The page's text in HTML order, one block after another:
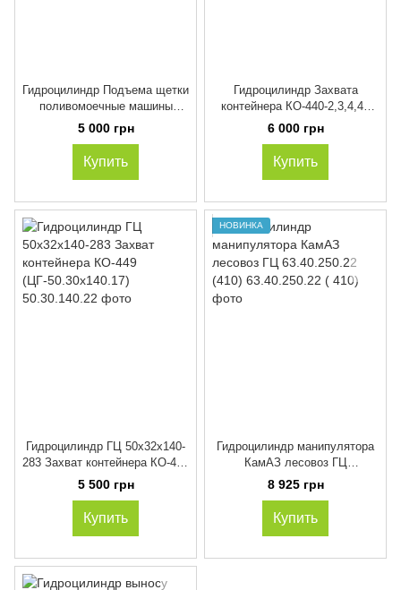
Гидроцилиндр Подъема щетки
поливомоечные машины
КО-829А, АО (ЦГ-60.30х85.22)
5 000 грн
Купить
Гидроцилиндр Захвата
контейнера КО-440-2,3,4,4К
(60х32х145.320,
КО-510.01.09.000-06)
6 000 грн
Купить
Гидроцилиндр ГЦ 50х32х140-
283 Захват контейнера КО-449
(ЦГ-50.30х140.17)
5 500 грн
Купить
НОВИНКА
Гидроцилиндр манипулятора
КамАЗ лесовоз ГЦ
63.40.250.22 (410)
8 925 грн
Купить